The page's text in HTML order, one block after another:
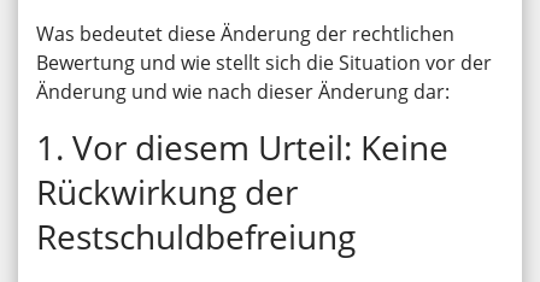
Was bedeutet diese Änderung der rechtlichen
Bewertung und wie stellt sich die Situation vor der
Änderung und wie nach dieser Änderung dar:
1. Vor diesem Urteil: Keine
Rückwirkung der
Restschuldbefreiung